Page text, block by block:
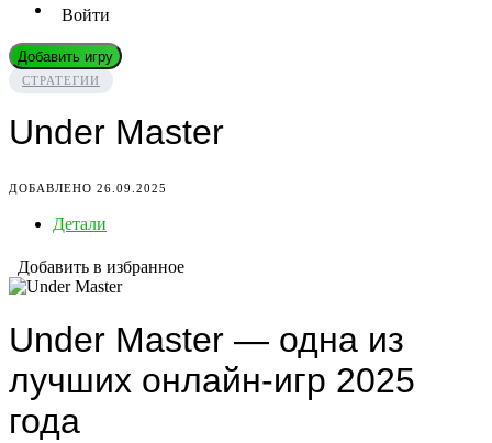
Войти
Добавить игру
СТРАТЕГИИ
Under Master
ДОБАВЛЕНО 26.09.2025
Детали
Добавить в избранное
Under Master — одна из
лучших онлайн-игр 2025
года